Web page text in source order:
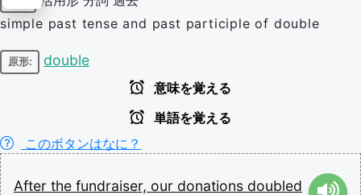
simple past tense and past participle of double
原形: double
意味を覚える
単語を覚える
このボタンはなに？
After the fundraiser, our donations doubled